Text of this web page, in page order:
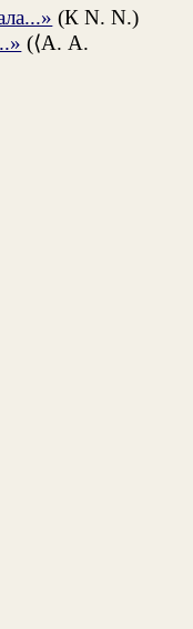
(К N. N.)
(⟨А. А.